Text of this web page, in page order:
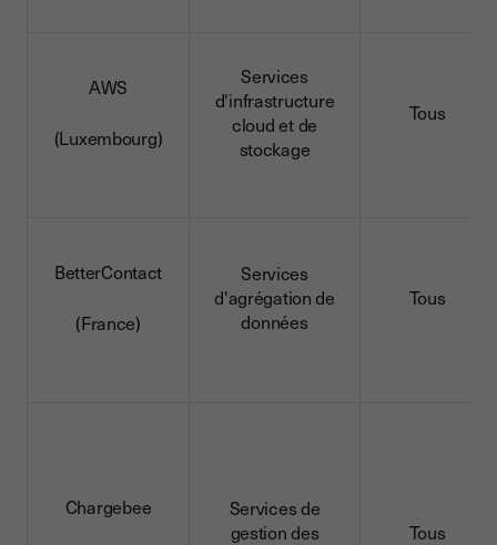
AWS
(Luxembourg)
Services
d'infrastructure
cloud et de
stockage
Tous
BetterContact
(France)
Services
d'agrégation de
données
Tous
Chargebee
Services de
gestion des
Tous